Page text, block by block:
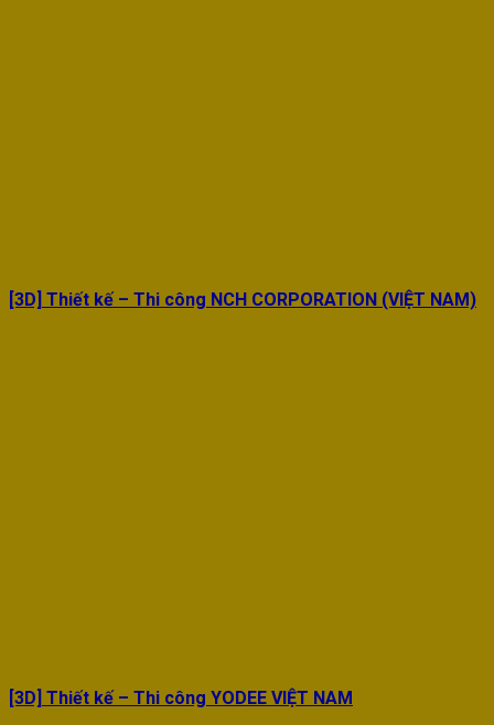
[3D] Thiết kế – Thi công NCH CORPORATION (VIỆT NAM)
[3D] Thiết kế – Thi công YODEE VIỆT NAM